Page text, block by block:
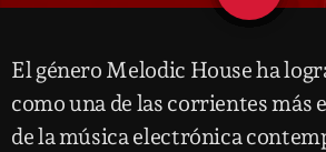
El género Melodic House ha
como una de las corrientes más
de la música electrónica